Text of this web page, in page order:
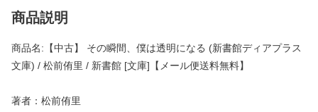
商品説明
商品名:【中古】 その瞬間、僕は透明になる (新書館ディアプラス
文庫) / 松前侑里 / 新書館 [文庫]【メール便送料無料】
著者：松前侑里